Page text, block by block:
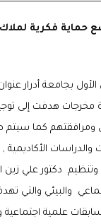
حماية فكرية
بجامعة أدرار
هدفت إلى
ومرافقتهم كما
الأكاديمية
وتنظيم دكتور علي
والبيئي والتي
علمية اجتماعية